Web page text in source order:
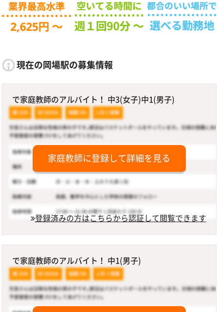
現在の岡場駅の募集情報
で家庭教師のアルバイト！ 中3(女子)中1(男子)
家庭教師に登録して詳細を見る
登録済みの方はこちらから認証して閲覧できます
で家庭教師のアルバイト！ 中1(男子)